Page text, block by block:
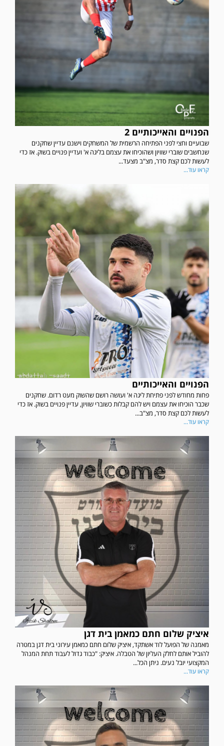
הפנויים והאייכותיים 2
שבועיים וחצי לפני הפתיחה הרשמית של המשחקים וישנם עדיין שחקנים
שנחשבים שוברי שוויון ושהוכיחו את עצמם בליגה א' ועדיין פנויים בשוק. אז כדי
לעשות לכם קצת סדר, מצ"ב מצעד...
קראו עוד...
הפנויים והאייכותיים
פחות מחודש לפני פתיחת ליגה א' ועושה רושם שהשוק מעט רדום. שחקנים
שכבר הוכיחו את עצמם ויש להם קבלות כשוברי שוויון, עדיין פנויים בשוק. אז כדי
לעשות לכם קצת סדר, מצ"ב...
קראו עוד...
איציק שלום חתם כמאמן בית דגן
מאמנה של הפועל לוד אשתקד, איציק שלום חתם כמאמן עירוני בית דגן במטרה
להוביל אותם לחלק העליון של הטבלה. איציק: "כבוד גדול לעבוד תחת המנהל
המקצועי יובל נעים. ניתן הכל...
קראו עוד...